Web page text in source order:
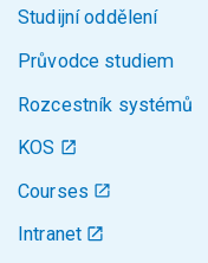
Studijní oddělení
Průvodce studiem
Rozcestník systémů
KOS
Courses
Intranet